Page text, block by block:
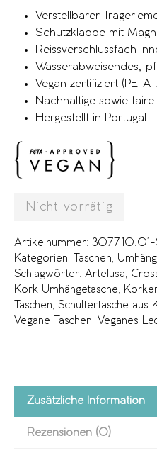
Verstellbarer
Schutzklappe mit
Reissverschlussfach
Wasserabweisendes,
Vegan zertifiziert
Nachhaltige sowie
Hergestellt in Portugal
Nicht vorrätig
Artikelnummer:
Kategorien:
Taschen
Schlagwörter: Artelusa
Kork Umhängetasche
Taschen
Schultertasche aus
Vegane Taschen
Veganes
Zusätzliche Information
Rezensionen (0)